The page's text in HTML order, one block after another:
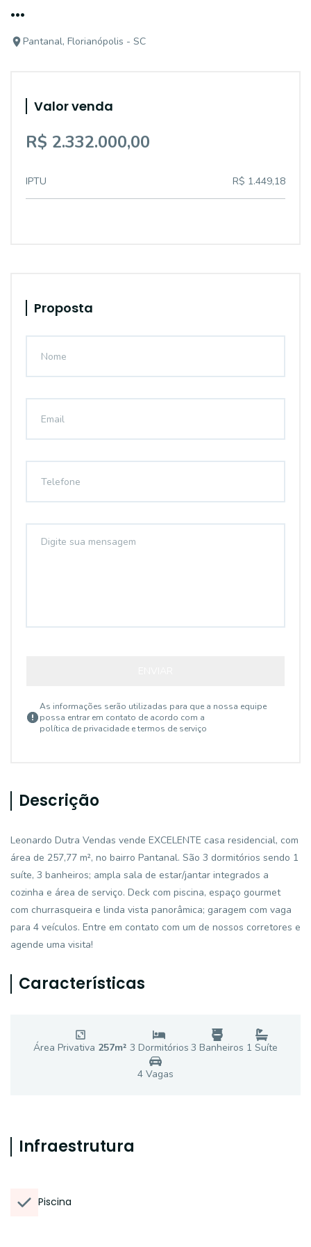
...
Pantanal, Florianópolis - SC
Valor venda
R$ 2.332.000,00
IPTU R$ 1.449,18
Proposta
As informações serão utilizadas para que a nossa equipe
possa entrar em contato de acordo com a
política de privacidade e termos de serviço
Descrição
Leonardo Dutra Vendas vende EXCELENTE casa residencial, com
área de 257,77 m², no bairro Pantanal. São 3 dormitórios sendo 1
suíte, 3 banheiros; ampla sala de estar/jantar integrados a
cozinha e área de serviço. Deck com piscina, espaço gourmet
com churrasqueira e linda vista panorâmica; garagem com vaga
para 4 veículos. Entre em contato com um de nossos corretores e
agende uma visita!
Características
Área Privativa 257m² 3 Dormitórios 3 Banheiros 1 Suíte
4 Vagas
Infraestrutura
Piscina